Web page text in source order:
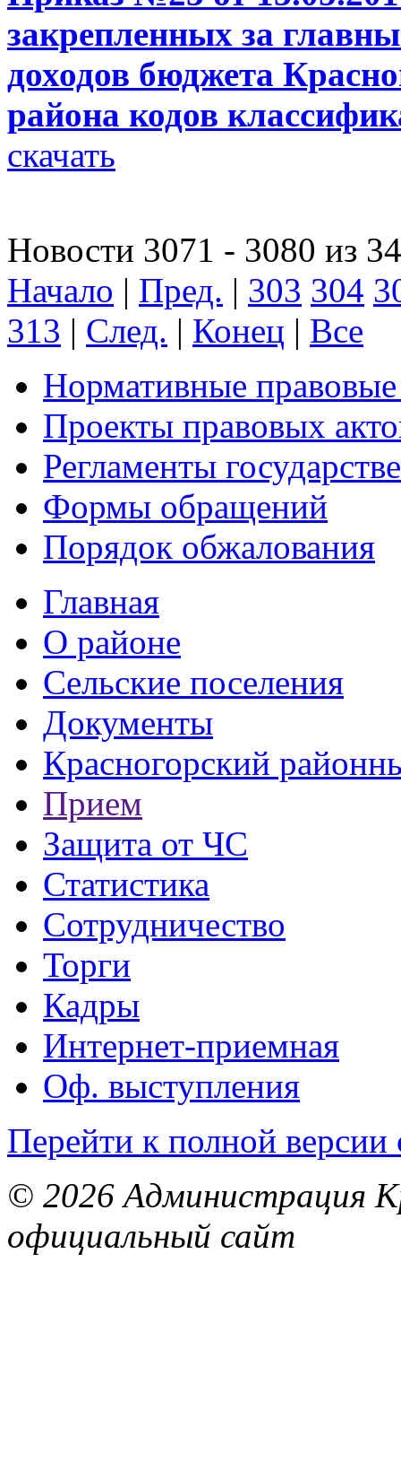
закрепленных за
доходов бюджета
района кодов
скачать
Новости 3071 - 3080 из
Начало | Пред. | 303 304
313 | След. | Конец | Все
Нормативные
Проекты правовых
Регламенты
Формы обращений
Порядок обжалования
Главная
О районе
Сельские поселения
Документы
Красногорский
Прием
Защита от ЧС
Статистика
Сотрудничество
Торги
Кадры
Интернет-приемная
Оф. выступления
Перейти к полной версии
© 2026 Администрация
официальный сайт